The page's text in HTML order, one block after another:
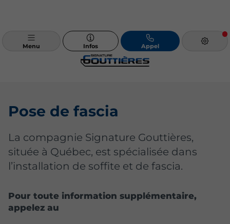
Menu Infos Appel
Pose de fascia
La compagnie Signature Gouttières,
située à Québec, est spécialisée dans
l’installation de soffite et de fascia.
Pour toute information supplémentaire,
appelez au